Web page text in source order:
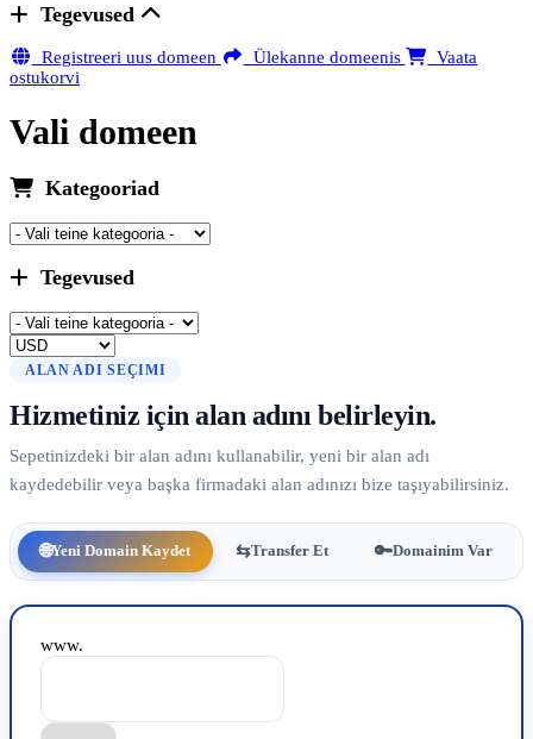
Tegevused
Registreeri uus domeen Ülekanne domeenis
Vaata
ostukorvi
Vali domeen
Kategooriad
Tegevused
ALAN ADI SEÇIMI
Hizmetiniz için alan adını belirleyin.
Sepetinizdeki bir alan adını kullanabilir, yeni bir alan adı
kaydedebilir veya başka firmadaki alan adınızı bize taşıyabilirsiniz.
🌐Yeni Domain Kaydet ⇆Transfer Et 🔑Domainim Var
www.